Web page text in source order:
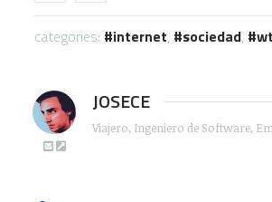
categories: internet, sociedad,
JOSECE
Viajero, Ingeniero de Software,